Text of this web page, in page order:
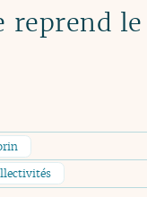
reprend le